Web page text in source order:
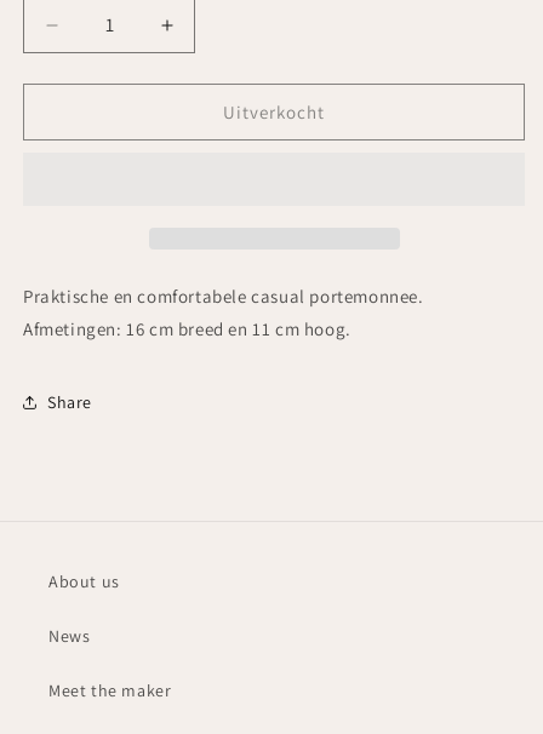
Aantal
verlagen
voor
BLANCOS
Aantal
verhogen
voor
LICHIS
BLANCOS
Uitverkocht
Praktische en comfortabele casual portemonnee.
Afmetingen: 16 cm breed en 11 cm hoog.
Share
About us
News
Meet the maker